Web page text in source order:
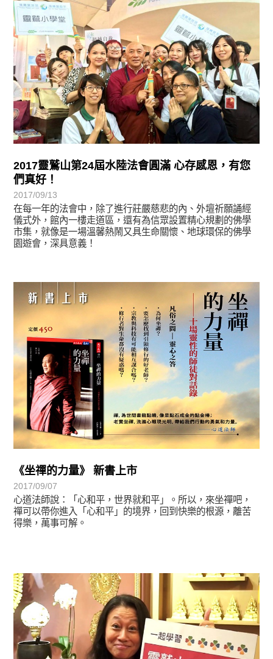
2017靈鷲山第24屆水陸法會圓滿 心存感恩，有您
們真好！
2017/09/13
在每一年的法會中，除了進行莊嚴慈悲的內、外壇祈願誦經
儀式外，館內一樓走道區，還有為信眾設置精心規劃的佛學
市集，就像是一場溫馨熱鬧又具生命關懷、地球環保的佛學
園遊會，深具意義！
《坐禪的力量》 新書上市
2017/09/07
心道法師說：「心和平，世界就和平」。所以，來坐禪吧，
禪可以帶你進入「心和平」的境界，回到快樂的根源，離苦
得樂，萬事可解。
悅讀書香
學習分享